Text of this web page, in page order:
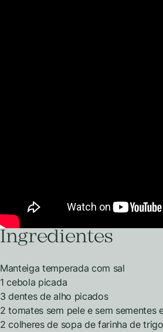
Ingredientes
Manteiga temperada com sal
1 cebola picada
3 dentes de alho picados
2 tomates sem pele e sem sementes
2 colheres de sopa de farinha de trigo